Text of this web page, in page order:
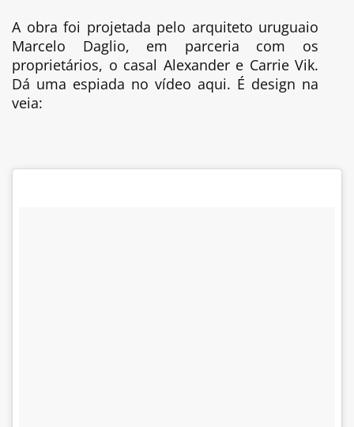
A obra foi projetada pelo arquiteto uruguaio
Marcelo Daglio, em parceria com os
proprietários, o casal Alexander e Carrie Vik.
Dá uma espiada no vídeo aqui. É design na
veia: